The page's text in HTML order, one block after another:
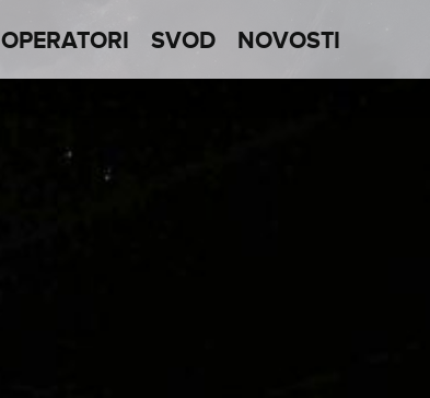
OPERATORI SVOD NOVOSTI